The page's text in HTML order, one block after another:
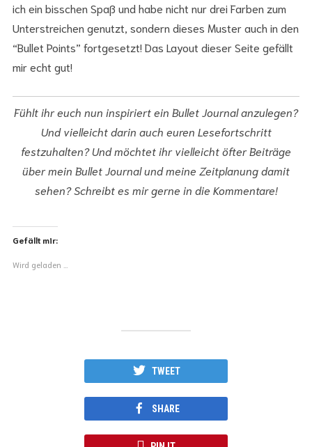
ich ein bisschen Spaß und habe nicht nur drei Farben zum
Unterstreichen genutzt, sondern dieses Muster auch in den
“Bullet Points” fortgesetzt! Das Layout dieser Seite gefällt
mir echt gut!
Fühlt ihr euch nun inspiriert ein Bullet Journal anzulegen?
Und vielleicht darin auch euren Lesefortschritt
festzuhalten? Und möchtet ihr vielleicht öfter Beiträge
über mein Bullet Journal und meine Zeitplanung damit
sehen? Schreibt es mir gerne in die Kommentare!
Gefällt mir:
Wird geladen …
TWEET
SHARE